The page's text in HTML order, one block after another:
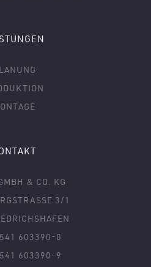
& CO. KG
3/1
603390-0
603390-9